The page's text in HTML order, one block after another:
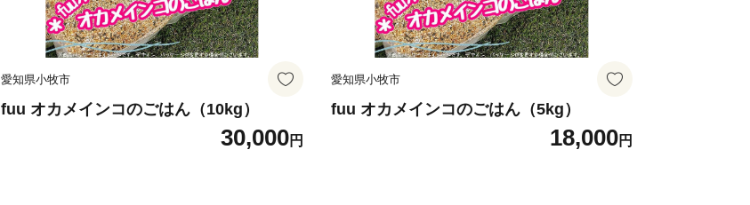
愛知県小牧市
fuu オカメインコのごはん（10kg）
30,000円
愛知県小牧市
fuu オカメインコのごはん（5kg）
18,000円